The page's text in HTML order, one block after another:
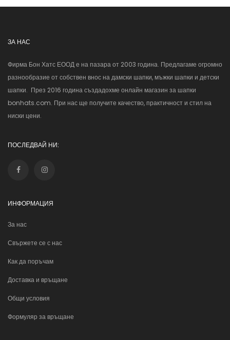
ЗА НАС
Фирма Бон Хатс ЕООД е на пазара от 2003 година. Предлагаме огромно
разнообразие от собствен внос на дамски шапки, мъжки шапки и детски
шапки. През 2016 година създадохме онлайн магазин за шапки
bonhats.com. При нас ще получите качество, практичност и стил на
ниски цени.
ПОСЛЕДВАЙ НИ:
ИНФОРМАЦИЯ
За нас
Свържете се с нас
Как да поръчам
Доставка и връщане
Общи условия
Формуляр за връщане